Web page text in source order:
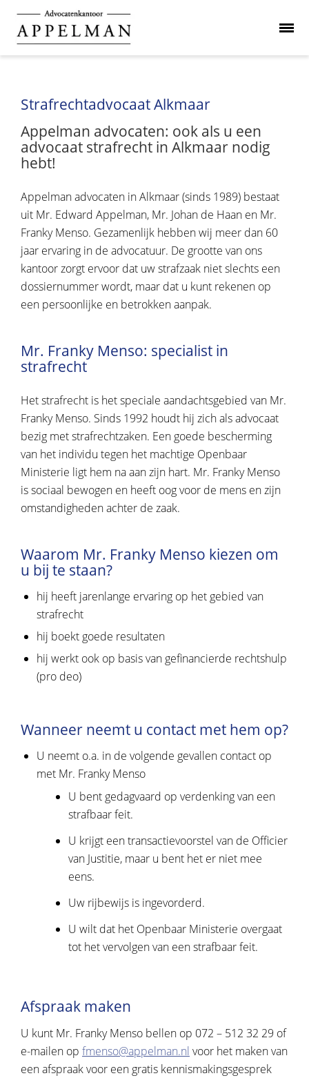
Strafrechtadvocaat Alkmaar
Appelman advocaten: ook als u een
advocaat strafrecht in Alkmaar nodig
hebt!
Appelman advocaten in Alkmaar (sinds 1989) bestaat
uit Mr. Edward Appelman, Mr. Johan de Haan en Mr.
Franky Menso. Gezamenlijk hebben wij meer dan 60
jaar ervaring in de advocatuur. De grootte van ons
kantoor zorgt ervoor dat uw strafzaak niet slechts een
dossiernummer wordt, maar dat u kunt rekenen op
een persoonlijke en betrokken aanpak.
Mr. Franky Menso: specialist in
strafrecht
Het strafrecht is het speciale aandachtsgebied van Mr.
Franky Menso. Sinds 1992 houdt hij zich als advocaat
bezig met strafrechtzaken. Een goede bescherming
van het individu tegen het machtige Openbaar
Ministerie ligt hem na aan zijn hart. Mr. Franky Menso
is sociaal bewogen en heeft oog voor de mens en zijn
omstandigheden achter de zaak.
Waarom Mr. Franky Menso kiezen om
u bij te staan?
hij heeft jarenlange ervaring op het gebied van
strafrecht
hij boekt goede resultaten
hij werkt ook op basis van gefinancierde rechtshulp
(pro deo)
Wanneer neemt u contact met hem op?
U neemt o.a. in de volgende gevallen contact op
met Mr. Franky Menso
U bent gedagvaard op verdenking van een
strafbaar feit.
U krijgt een transactievoorstel van de Officier
van Justitie, maar u bent het er niet mee
eens.
Uw rijbewijs is ingevorderd.
U wilt dat het Openbaar Ministerie overgaat
tot het vervolgen van een strafbaar feit.
Afspraak maken
U kunt Mr. Franky Menso bellen op 072 – 512 32 29 of
e-mailen op fmenso@appelman.nl voor het maken van
een afspraak voor een gratis kennismakingsgesprek